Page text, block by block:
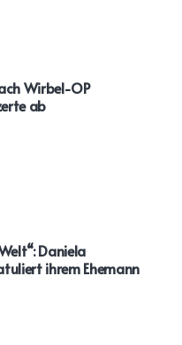
Wirbel-OP
ab
Daniela
ihrem Ehemann